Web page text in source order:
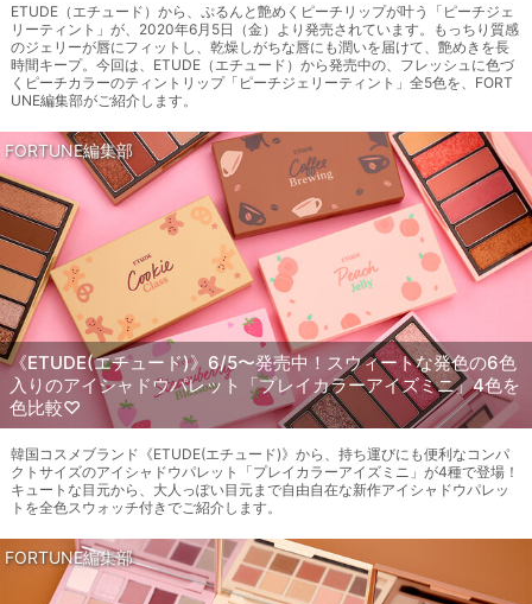
ETUDE（エチュード）から、ぷるんと艶めくピーチリップが叶う「ピーチジェ
リーティント」が、2020年6月5日（金）より発売されています。もっちり質感
のジェリーが唇にフィットし、乾燥しがちな唇にも潤いを届けて、艶めきを長
時間キープ。今回は、ETUDE（エチュード）から発売中の、フレッシュに色づ
くピーチカラーのティントリップ「ピーチジェリーティント」全5色を、FORT
UNE編集部がご紹介します。
FORTUNE編集部
《ETUDE(エチュード)》6/5〜発売中！スウィートな発色の6色
入りのアイシャドウパレット「プレイカラーアイズミニ」4色を
色比較♡
韓国コスメブランド《ETUDE(エチュード)》から、持ち運びにも便利なコンパ
クトサイズのアイシャドウパレット「プレイカラーアイズミニ」が4種で登場！
キュートな目元から、大人っぽい目元まで自由自在な新作アイシャドウパレッ
トを全色スウォッチ付きでご紹介します。
FORTUNE編集部